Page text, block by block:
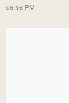
০৪:৫৪ PM